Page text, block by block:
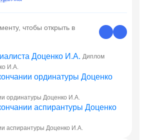
чтобы открыть в
Диплом
И.А.
ординатуры Доценко И.А.
аспирантуры Доценко И.А.